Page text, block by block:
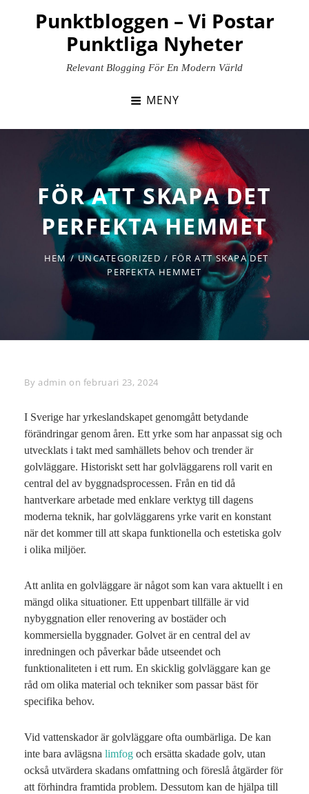
Punktbloggen – Vi Postar
Punktliga Nyheter
Relevant Blogging För En Modern Värld
MENY
FÖR ATT SKAPA DET
PERFEKTA HEMMET
HEM / UNCATEGORIZED / FÖR ATT SKAPA DET
PERFEKTA HEMMET
By Byline
admin on februari 23, 2024
I Sverige har yrkeslandskapet genomgått betydande
förändringar genom åren. Ett yrke som har anpassat sig och
utvecklats i takt med samhällets behov och trender är
golvläggare. Historiskt sett har golvläggarens roll varit en
central del av byggnadsprocessen. Från en tid då
hantverkare arbetade med enklare verktyg till dagens
moderna teknik, har golvläggarens yrke varit en konstant
när det kommer till att skapa funktionella och estetiska golv
i olika miljöer.
Att anlita en golvläggare är något som kan vara aktuellt i en
mängd olika situationer. Ett uppenbart tillfälle är vid
nybyggnation eller renovering av bostäder och
kommersiella byggnader. Golvet är en central del av
inredningen och påverkar både utseendet och
funktionaliteten i ett rum. En skicklig golvläggare kan ge
råd om olika material och tekniker som passar bäst för
specifika behov.
Vid vattenskador är golvläggare ofta oumbärliga. De kan
inte bara avlägsna limfog och ersätta skadade golv, utan
också utvärdera skadans omfattning och föreslå åtgärder för
att förhindra framtida problem. Dessutom kan de hjälpa till